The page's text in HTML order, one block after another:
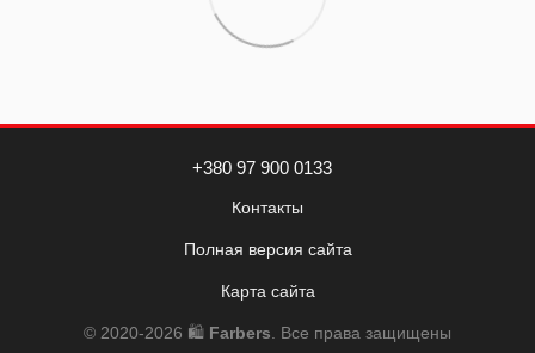
+380 97 900 0133
Контакты
Полная версия сайта
Карта сайта
© 2020-2026 🛍️ Farbers . Все права защищены